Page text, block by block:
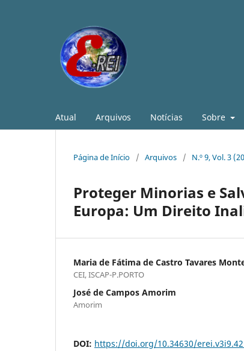
Atual Arquivos Notícias Sobre
Página de Início / Arquivos / N.º 9, Vol. 3
Proteger Minorias e
Europa: Um Direito
Maria de Fátima de Castro Tavares
CEI, ISCAP-P.PORTO
José de Campos Amorim
Amorim
DOI: https://doi.org/10.34630/